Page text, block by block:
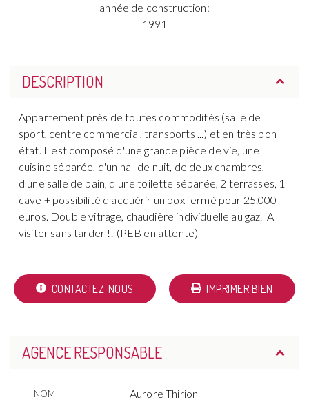
année de construction:
1991
DESCRIPTION
Appartement près de toutes commodités (salle de
sport, centre commercial, transports ...) et en très bon
état. Il est composé d'une grande pièce de vie, une
cuisine séparée, d'un hall de nuit, de deux chambres,
d'une salle de bain, d'une toilette séparée, 2 terrasses, 1
cave + possibilité d'acquérir un box fermé pour 25.000
euros. Double vitrage, chaudière individuelle au gaz. A
visiter sans tarder !! (PEB en attente)
CONTACTEZ-NOUS IMPRIMER BIEN
AGENCE RESPONSABLE
NOM Aurore Thirion